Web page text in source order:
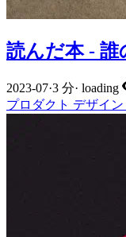
読んだ本 - 誰
2023-07·3 分· loading
プロダクト デザイン